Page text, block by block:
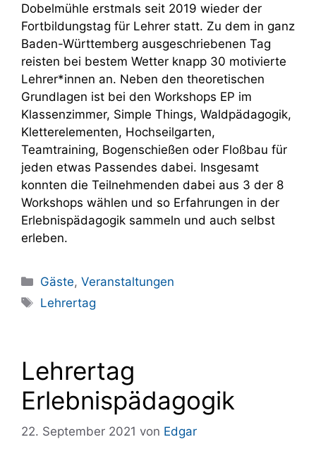
Dobelmühle erstmals seit 2019 wieder der
Fortbildungstag für Lehrer statt. Zu dem in ganz
Baden-Württemberg ausgeschriebenen Tag
reisten bei bestem Wetter knapp 30 motivierte
Lehrer*innen an. Neben den theoretischen
Grundlagen ist bei den Workshops EP im
Klassenzimmer, Simple Things, Waldpädagogik,
Kletterelementen, Hochseilgarten,
Teamtraining, Bogenschießen oder Floßbau für
jeden etwas Passendes dabei. Insgesamt
konnten die Teilnehmenden dabei aus 3 der 8
Workshops wählen und so Erfahrungen in der
Erlebnispädagogik sammeln und auch selbst
erleben.
Kategorien
Gäste,Veranstaltungen
Schlagwörter
Lehrertag
Lehrertag
Erlebnispädagogik
22. September 2021 von Edgar